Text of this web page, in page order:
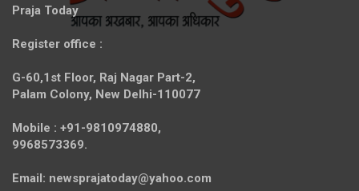
Praja Today
Register office :
G-60,1st Floor, Raj Nagar Part-2,
Palam Colony, New Delhi-110077
Mobile : +91-9810974880,
9968573369.
Email: newsprajatoday@yahoo.com